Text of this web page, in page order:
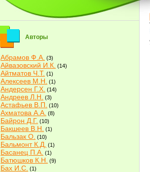
Авторы
Абрамов Ф.А. (3)
Айвазовский И.К. (14)
Айтматов Ч.Т. (1)
Алексеев М.Н. (1)
Андерсен Г.Х. (14)
Андреев Л.Н. (3)
Астафьев В.П. (10)
Ахматова А.А. (8)
Байрон Д.Г. (10)
Бакшеев В.Н. (1)
Бальзак О. (10)
Бальмонт К.Д. (1)
Басанец П.А. (1)
Батюшков К.Н. (9)
Бах И.С. (1)